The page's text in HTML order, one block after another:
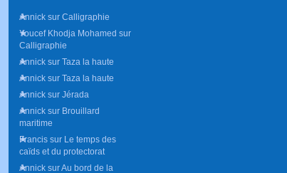
Annick sur Calligraphie
Youcef Khodja Mohamed sur
Calligraphie
Annick sur Taza la haute
Annick sur Taza la haute
Annick sur Jérada
Annick sur Brouillard
maritime
Francis sur Le temps des
caïds et du protectorat
Annick surAu bord de la